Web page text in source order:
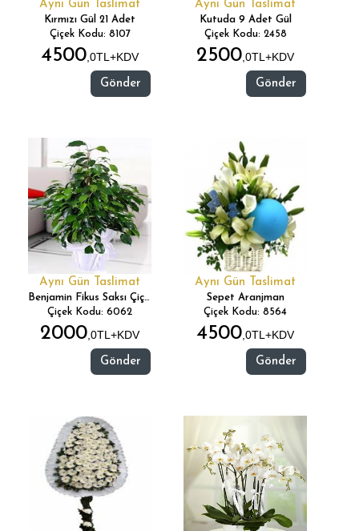
Aynı Gün Taslimat
Kırmızı Gül 21 Adet
Çiçek Kodu: 8107
4500,0TL+KDV
Gönder
Aynı Gün Taslimat
Kutuda 9 Adet Gül
Çiçek Kodu: 2458
2500,0TL+KDV
Gönder
Aynı Gün Taslimat
Benjamin Fikus Saksı Çiçeği
Çiçek Kodu: 6062
2000,0TL+KDV
Gönder
Aynı Gün Taslimat
Sepet Aranjman
Çiçek Kodu: 8564
4500,0TL+KDV
Gönder